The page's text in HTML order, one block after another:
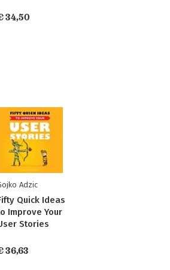
34,50
Adzic
Quick Ideas
Improve Your
Stories
36,63